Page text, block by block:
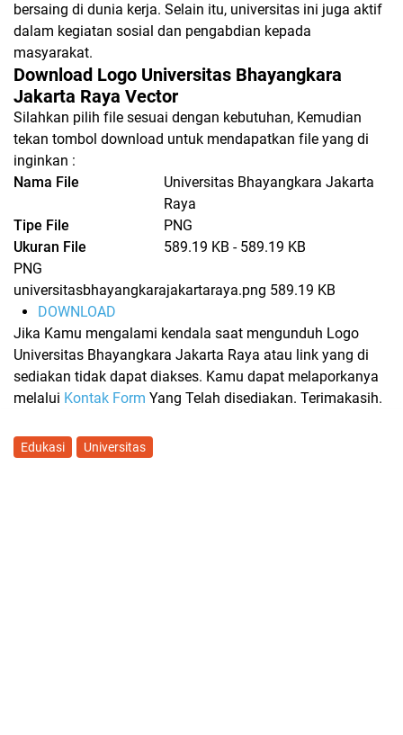
bersaing di dunia kerja. Selain itu, universitas ini juga aktif
dalam kegiatan sosial dan pengabdian kepada
masyarakat.
Download Logo Universitas Bhayangkara
Jakarta Raya Vector
Silahkan pilih file sesuai dengan kebutuhan, Kemudian
tekan tombol download untuk mendapatkan file yang di
inginkan :
Nama File
Universitas Bhayangkara Jakarta
Raya
Tipe File
PNG
Ukuran File
589.19 KB - 589.19 KB
PNG
universitasbhayangkarajakartaraya.png 589.19 KB
DOWNLOAD
Jika Kamu mengalami kendala saat mengunduh Logo
Universitas Bhayangkara Jakarta Raya atau link yang di
sediakan tidak dapat diakses. Kamu dapat melaporkanya
melalui Kontak Form Yang Telah disediakan. Terimakasih.
Edukasi Universitas